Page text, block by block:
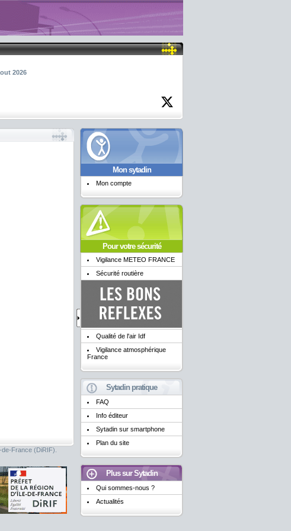
2026
Mon sytadin
Mon compte
Pour votre sécurité
Vigilance METEO FRANCE
Sécurité routière
Qualité de l'air Idf
Vigilance atmosphérique
France
Sytadin pratique
FAQ
Info éditeur
Sytadin sur smartphone
Plan du site
Plus sur Sytadin
Qui sommes-nous ?
Actualités
France (DiRIF).